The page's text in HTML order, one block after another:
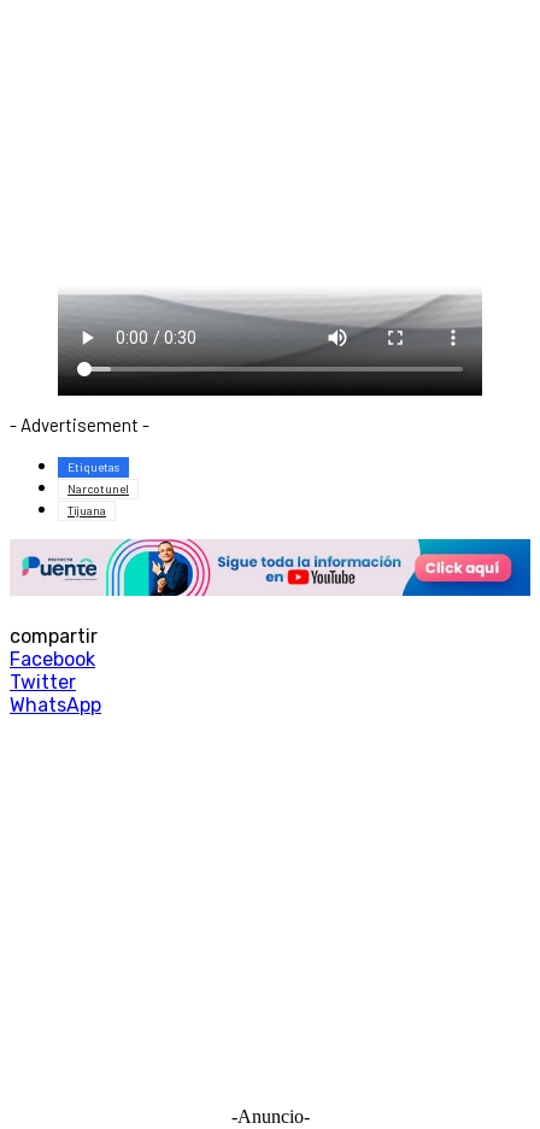
- Advertisement -
Etiquetas
Narcotunel
Tijuana
compartir
Facebook
Twitter
WhatsApp
-Anuncio-